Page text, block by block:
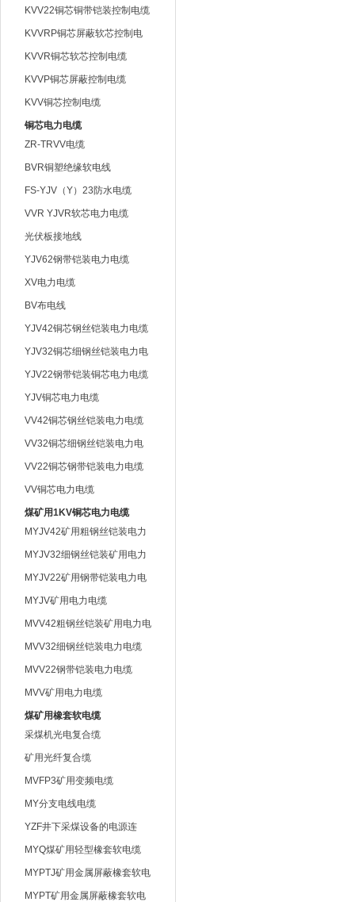
制电缆
KVV22铜芯铜带铠装控制电缆
KVVRP铜芯屏蔽软芯控制电
缆
KVVR铜芯软芯控制电缆
KVVP铜芯屏蔽控制电缆
KVV铜芯控制电缆
铜芯电力电缆
ZR-TRVV电缆
BVR铜塑绝缘软电线
FS-YJV（Y）23防水电缆
VVR YJVR软芯电力电缆
光伏板接地线
YJV62钢带铠装电力电缆
XV电力电缆
BV布电线
YJV42铜芯钢丝铠装电力电缆
YJV32铜芯细钢丝铠装电力电
缆
YJV22钢带铠装铜芯电力电缆
YJV铜芯电力电缆
VV42铜芯钢丝铠装电力电缆
VV32铜芯细钢丝铠装电力电
缆
VV22铜芯钢带铠装电力电缆
VV铜芯电力电缆
煤矿用1KV铜芯电力电缆
MYJV42矿用粗钢丝铠装电力
电缆
MYJV32细钢丝铠装矿用电力
电缆
MYJV22矿用钢带铠装电力电
缆
MYJV矿用电力电缆
MVV42粗钢丝铠装矿用电力电
缆
MVV32细钢丝铠装电力电缆
MVV22钢带铠装电力电缆
MVV矿用电力电缆
煤矿用橡套软电缆
采煤机光电复合缆
矿用光纤复合缆
MVFP3矿用变频电缆
MY分支电线电缆
YZF井下采煤设备的电源连
接。
MYQ煤矿用轻型橡套软电缆
MYPTJ矿用金属屏蔽橡套软电
缆
MYPT矿用金属屏蔽橡套软电